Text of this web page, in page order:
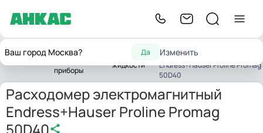
Ваш город Москва? Да Изменить
Главная
Контрольно-
приборы
Расходомеры
жидкости
электромагнитный
Endress+Hauser Proline Promag
50D40
Расходомер электромагнитный
Endress+Hauser Proline Promag